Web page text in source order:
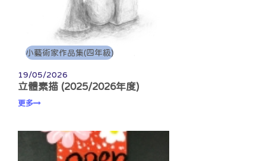
小藝術家作品集(四年級)
19/05/2026
立體素描 (2025/2026年度)
更多